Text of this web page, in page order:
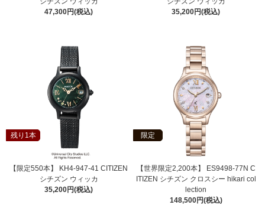
47,300円(税込)
35,200円(税込)
残り1本
【限定550本】 KH4-947-41 CITIZEN
シチズン ウィッカ
35,200円(税込)
限定
【世界限定2,200本】 ES9498-77N C
ITIZEN シチズン クロスシー hikari col
lection
148,500円(税込)